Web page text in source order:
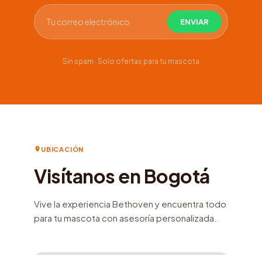
Sin spam · Solo ofertas para tu mascota
UBICACIÓN
Visítanos en Bogotá
Vive la experiencia Bethoven y encuentra todo
para tu mascota con asesoría personalizada.